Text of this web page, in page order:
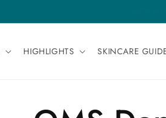
HIGHLIGHTS SKINCARE